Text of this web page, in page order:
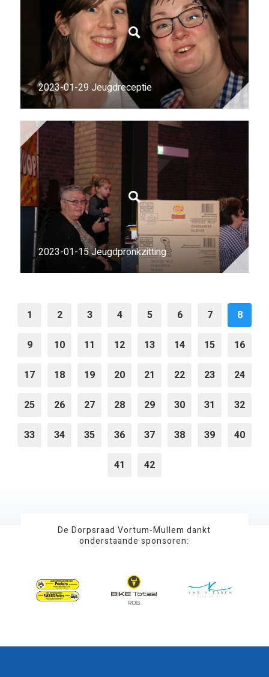
2023-01-29 Jeugdreceptie
2023-01-15 Jeugdpronkzitting
1 2 3 4 5 6 7 8
9 10 11 12 13 14 15 16
17 18 19 20 21 22 23 24
25 26 27 28 29 30 31 32
33 34 35 36 37 38 39 40
41 42
De Dorpsraad Vortum-Mullem dankt
onderstaande sponsoren: